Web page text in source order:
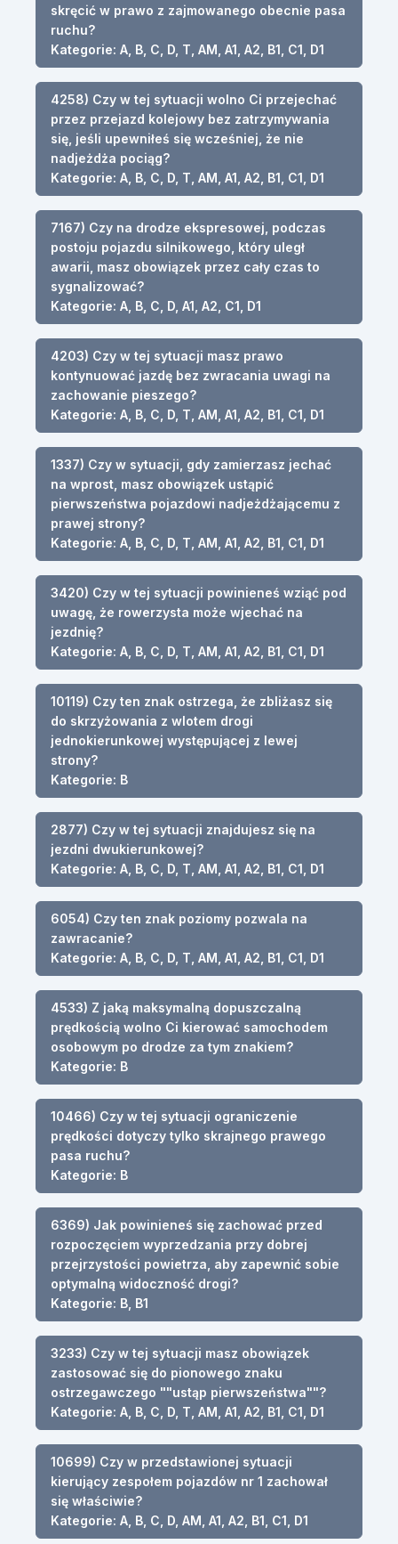
skręcić w prawo z zajmowanego obecnie pasa
ruchu?
Kategorie: A, B, C, D, T, AM, A1, A2, B1, C1, D1
4258) Czy w tej sytuacji wolno Ci przejechać
przez przejazd kolejowy bez zatrzymywania
się, jeśli upewniłeś się wcześniej, że nie
nadjeżdża pociąg?
Kategorie: A, B, C, D, T, AM, A1, A2, B1, C1, D1
7167) Czy na drodze ekspresowej, podczas
postoju pojazdu silnikowego, który uległ
awarii, masz obowiązek przez cały czas to
sygnalizować?
Kategorie: A, B, C, D, A1, A2, C1, D1
4203) Czy w tej sytuacji masz prawo
kontynuować jazdę bez zwracania uwagi na
zachowanie pieszego?
Kategorie: A, B, C, D, T, AM, A1, A2, B1, C1, D1
1337) Czy w sytuacji, gdy zamierzasz jechać
na wprost, masz obowiązek ustąpić
pierwszeństwa pojazdowi nadjeżdżającemu z
prawej strony?
Kategorie: A, B, C, D, T, AM, A1, A2, B1, C1, D1
3420) Czy w tej sytuacji powinieneś wziąć pod
uwagę, że rowerzysta może wjechać na
jezdnię?
Kategorie: A, B, C, D, T, AM, A1, A2, B1, C1, D1
10119) Czy ten znak ostrzega, że zbliżasz się
do skrzyżowania z wlotem drogi
jednokierunkowej występującej z lewej
strony?
Kategorie: B
2877) Czy w tej sytuacji znajdujesz się na
jezdni dwukierunkowej?
Kategorie: A, B, C, D, T, AM, A1, A2, B1, C1, D1
6054) Czy ten znak poziomy pozwala na
zawracanie?
Kategorie: A, B, C, D, T, AM, A1, A2, B1, C1, D1
4533) Z jaką maksymalną dopuszczalną
prędkością wolno Ci kierować samochodem
osobowym po drodze za tym znakiem?
Kategorie: B
10466) Czy w tej sytuacji ograniczenie
prędkości dotyczy tylko skrajnego prawego
pasa ruchu?
Kategorie: B
6369) Jak powinieneś się zachować przed
rozpoczęciem wyprzedzania przy dobrej
przejrzystości powietrza, aby zapewnić sobie
optymalną widoczność drogi?
Kategorie: B, B1
3233) Czy w tej sytuacji masz obowiązek
zastosować się do pionowego znaku
ostrzegawczego ""ustąp pierwszeństwa""?
Kategorie: A, B, C, D, T, AM, A1, A2, B1, C1, D1
10699) Czy w przedstawionej sytuacji
kierujący zespołem pojazdów nr 1 zachował
się właściwie?
Kategorie: A, B, C, D, AM, A1, A2, B1, C1, D1